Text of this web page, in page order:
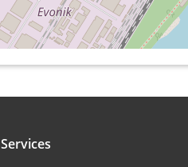
Services
identifizieren